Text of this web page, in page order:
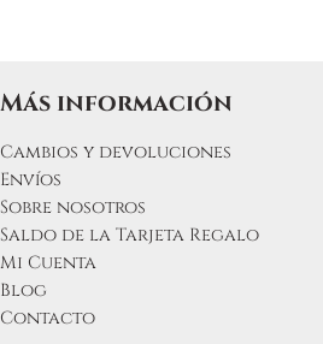
Más información
Cambios y devoluciones
Envíos
Sobre nosotros
Saldo de la Tarjeta Regalo
Mi Cuenta
Blog
Contacto